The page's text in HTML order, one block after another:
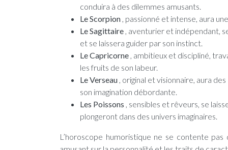
conduira à des dilemmes amusants.
Le Scorpion , passionné et intense, aura
Le Sagittaire , aventurier et indépendant,
et se laissera guider par son instinct.
Le Capricorne , ambitieux et discipliné,
les fruits de son labeur.
Le Verseau , original et visionnaire, aura
son imagination débordante.
Les Poissons , sensibles et rêveurs, se
plongeront dans des univers imaginaires.
L’horoscope humoristique ne se contente